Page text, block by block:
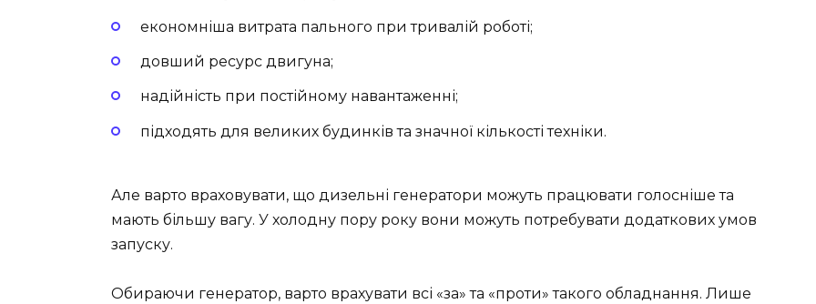
економніша витрата пального при тривалій роботі;
довший ресурс двигуна;
надійність при постійному навантаженні;
підходять для великих будинків та значної кількості техніки.
Але варто враховувати, що дизельні генератори можуть працювати голосніше та
мають більшу вагу. У холодну пору року вони можуть потребувати додаткових умов
запуску.
Обираючи генератор, варто врахувати всі «за» та «проти» такого обладнання. Лише